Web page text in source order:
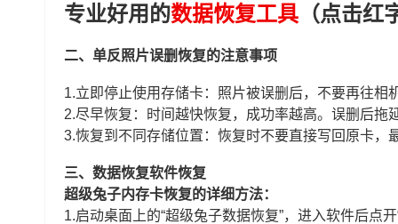
专业好用的数据恢复工具 （点击红
二、单反照片误删恢复的注意事项
1.立即停止使用存储卡：照片被误删后，不要再往相
2.尽早恢复：时间越快恢复，成功率越高。误删后拖
3.恢复到不同存储位置：恢复时不要直接写回原卡，
三、数据恢复软件恢复
超级兔子内存卡恢复的详细方法：
1.启动桌面上的“超级兔子数据恢复”，进入软件后点